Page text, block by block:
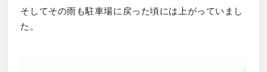
そしてその雨も駐車場に戻った頃には上がっていまし
た。